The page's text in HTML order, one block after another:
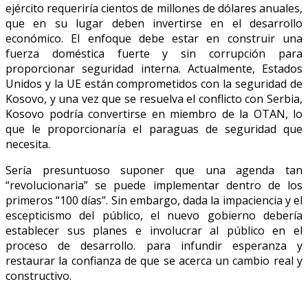
ejército requeriría cientos de millones de dólares anuales,
que en su lugar deben invertirse en el desarrollo
económico. El enfoque debe estar en construir una
fuerza doméstica fuerte y sin corrupción para
proporcionar seguridad interna. Actualmente, Estados
Unidos y la UE están comprometidos con la seguridad de
Kosovo, y una vez que se resuelva el conflicto con Serbia,
Kosovo podría convertirse en miembro de la OTAN, lo
que le proporcionaría el paraguas de seguridad que
necesita.
Sería presuntuoso suponer que una agenda tan
“revolucionaria” se puede implementar dentro de los
primeros “100 días”. Sin embargo, dada la impaciencia y el
escepticismo del público, el nuevo gobierno debería
establecer sus planes e involucrar al público en el
proceso de desarrollo. para infundir esperanza y
restaurar la confianza de que se acerca un cambio real y
constructivo.